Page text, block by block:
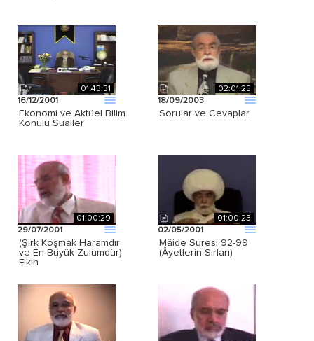
01:43:31
16/12/2001
Ekonomi ve Aktüel Bilim
Konulu Sualler
02:01:25
18/09/2003
Sorular ve Cevaplar
01:00:29
29/07/2001
(Şirk Koşmak Haramdır
ve En Büyük Zulümdür)
Fıkıh
01:00:23
02/05/2001
Mâide Suresi 92-99
(Âyetlerin Sırları)